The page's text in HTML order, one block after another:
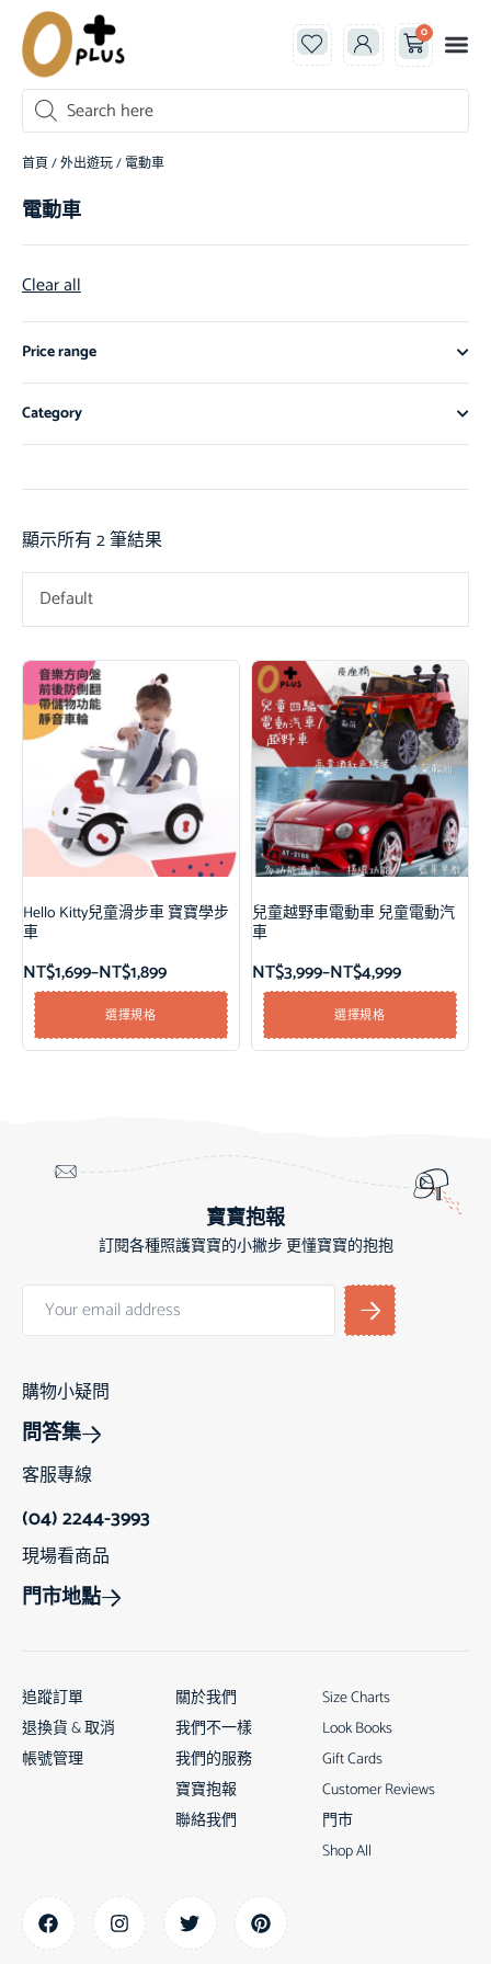
0
首頁/外出遊玩/ 電動車
電動車
Clear all
Price range
Category
顯示所有 2 筆結果
Default
Hello Kitty兒童滑步車 寶寶學步
車
NT$1,699–NT$1,899
選擇規格
兒童越野車電動車 兒童電動汽
車
NT$3,999–NT$4,999
選擇規格
寶寶抱報
訂閱各種照護寶寶的小撇步 更懂寶寶的抱抱
購物小疑問
問答集
客服專線
(04) 2244-3993
現場看商品
門市地點
Size Charts
Look Books
Gift Cards
Customer Reviews
門市
Shop All
關於我們
我們不一樣
我們的服務
寶寶抱報
聯絡我們
追蹤訂單
退換貨 & 取消
帳號管理